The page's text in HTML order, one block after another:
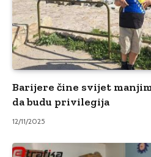
Barijere čine svijet
da budu privilegija
12/11/2025